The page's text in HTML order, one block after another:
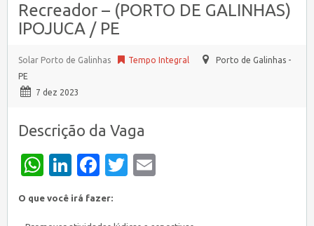
Recreador – (PORTO DE GALINHAS)
IPOJUCA / PE
Solar Porto de Galinhas Tempo Integral
Porto de Galinhas -
PE
7 dez 2023
Descrição da Vaga
WhatsApp
LinkedIn
Facebook
Twitter
O que você irá fazer: